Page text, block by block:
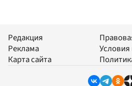
Редакция
Реклама
Карта сайта